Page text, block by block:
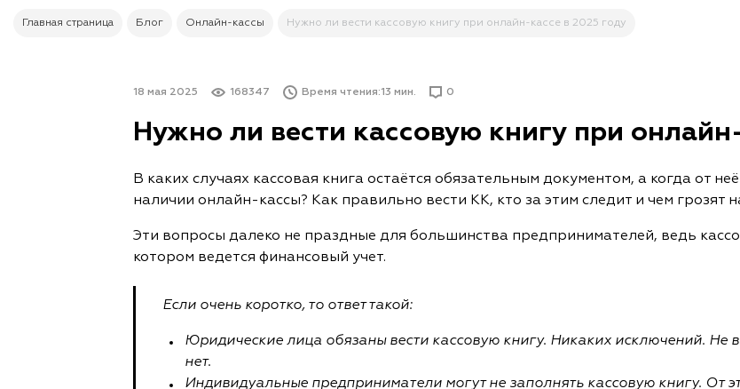
Главная страница Блог Онлайн-кассы Нужно ли вести кассовую книгу при онлайн-кассе в 2025 году
18 мая 2025 168347 Время чтения:13 мин. 0
Нужно ли вести кассовую книгу при
В каких случаях кассовая книга остаётся обязательным документом, а когда от
наличии онлайн-кассы? Как правильно вести КК, кто за этим следит и чем грозят
Эти вопросы далеко не праздные для большинства предпринимателей, ведь
котором ведется финансовый учет.
Если очень коротко, то ответ такой:
Юридические лица обязаны вести кассовую книгу. Никаких исключений. Не
нет.
Индивидуальные предприниматели могут не заполнять кассовую книгу. От